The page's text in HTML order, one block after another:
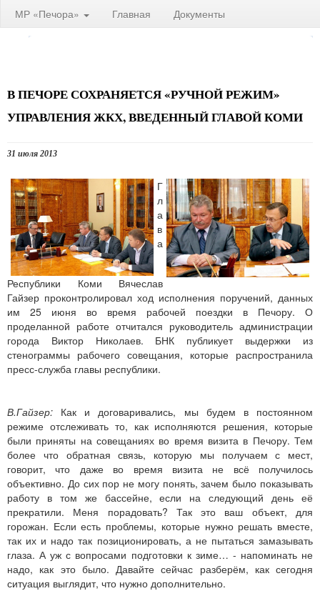
МР «Печора» Главная Документы
В ПЕЧОРЕ СОХРАНЯЕТСЯ «РУЧНОЙ РЕЖИМ»
УПРАВЛЕНИЯ ЖКХ, ВВЕДЕННЫЙ ГЛАВОЙ КОМИ
31 июля 2013
Г
л
а
в
а
Республики Коми Вячеслав
Гайзер проконтролировал ход исполнения поручений, данных
им 25 июня во время рабочей поездки в Печору. О
проделанной работе отчитался руководитель администрации
города Виктор Николаев. БНК публикует выдержки из
стенограммы рабочего совещания, которые распространила
пресс-служба главы республики.
В.Гайзер: Как и договаривались, мы будем в постоянном
режиме отслеживать то, как исполняются решения, которые
были приняты на совещаниях во время визита в Печору. Тем
более что обратная связь, которую мы получаем с мест,
говорит, что даже во время визита не всё получилось
объективно. До сих пор не могу понять, зачем было показывать
работу в том же бассейне, если на следующий день её
прекратили. Меня порадовать? Так это ваш объект, для
горожан. Если есть проблемы, которые нужно решать вместе,
так их и надо так позиционировать, а не пытаться замазывать
глаза. А уж с вопросами подготовки к зиме… - напоминать не
надо, как это было. Давайте сейчас разберём, как сегодня
ситуация выглядит, что нужно дополнительно.